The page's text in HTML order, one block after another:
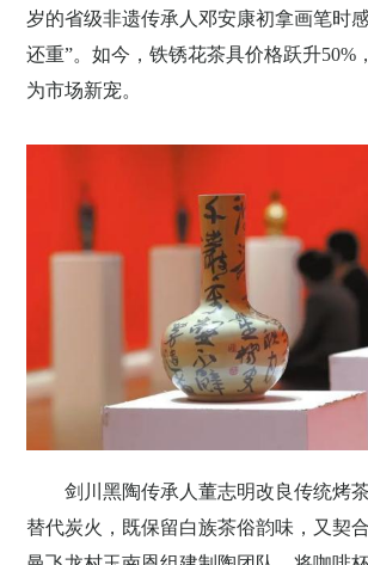
岁的省级非遗传承人邓安康初拿画笔时
还重”。如今，铁锈花茶具价格跃升50% ，
为市场新宠。
剑川黑陶传承人董志明改良传统烤
替代炭火，既保留白族茶俗韵味，又契